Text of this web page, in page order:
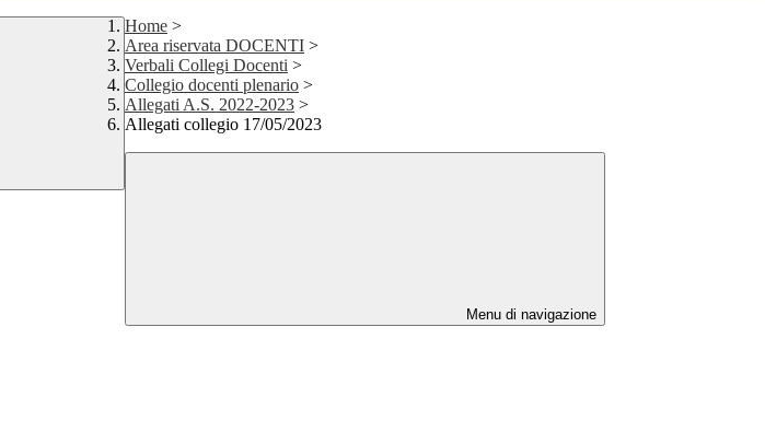
Home >
Area riservata DOCENTI >
Verbali Collegi Docenti >
Collegio docenti plenario >
Allegati A.S. 2022-2023 >
Allegati collegio 17/05/2023
Menu di navigazione